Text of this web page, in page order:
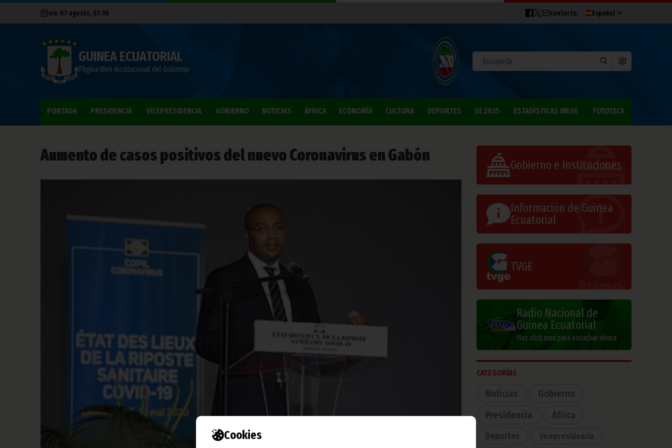
Cookies
vie. 07 agosto, 07:10 contacto Español
GUINEA ECUATORIAL
Página Web Institucional del Gobierno
PORTADA PRESIDENCIA VICEPRESIDENCIA GOBIERNO NOTICIAS ÁFRICA ECONOMÍA CULTURA DEPORTES GE 2035 ESTADÍSTICAS INEGE FOTOTECA
Aumento de casos positivos del nuevo Coronavirus en Gabón
Gobierno e Instituciones
Información de Guinea
Ecuatorial
TVGE
Radio Nacional de
Guinea Ecuatorial
Haz click aquí para escuchar ahora
CATEGORÍAS
Noticias
Gobierno
Presidencia
África
Deportes Vicepresidencia